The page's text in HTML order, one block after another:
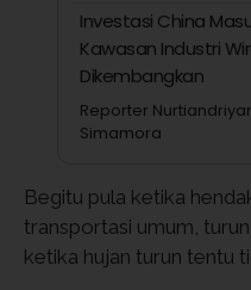
Investasi China
Kawasan Industri
Dikembangkan
Reporter
Simamora
Begitu pula ketika
transportasi umum,
ketika hujan turun tentu